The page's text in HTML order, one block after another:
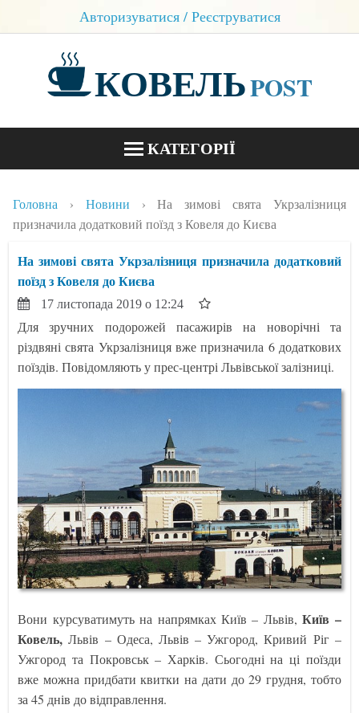
Авторизуватися / Реєструватися
КОВЕЛЬPOST
КАТЕГОРІЇ
БЛОГИ
КОНТАКТИ
Головна Новини
На зимові свята Укрзалізниця
призначила додатковий поїзд з Ковеля до Києва
На зимові свята Укрзалізниця призначила додатковий
поїзд з Ковеля до Києва
17 листопада 2019 о 12:24
Для зручних подорожей пасажирів на новорічні та
різдвяні свята Укрзалізниця вже призначила 6 додаткових
поїздів. Повідомляють у прес-центрі Львівської залізниці.
Вони курсуватимуть на напрямках Київ – Львів,Київ –
Ковель, Львів – Одеса, Львів – Ужгород, Кривий Ріг –
Ужгород та Покровськ – Харків. Сьогодні на ці поїзди
вже можна придбати квитки на дати до 29 грудня, тобто
за 45 днів до відправлення.